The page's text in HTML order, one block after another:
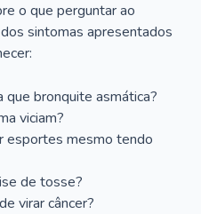
o que perguntar ao
sintomas apresentados
que bronquite asmática?
viciam?
esportes mesmo tendo
de tosse?
virar câncer?